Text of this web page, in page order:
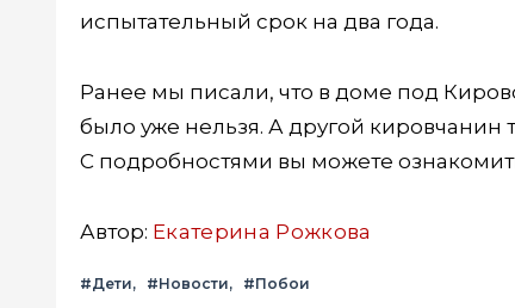
испытательный срок на два года.
Ранее мы писали, что в доме под
было уже нельзя. А другой
С подробностями вы можете
Автор: Екатерина Рожкова
#Дети #Новости #Побои